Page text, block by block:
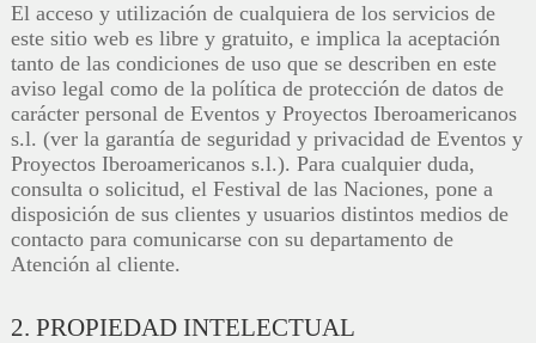
El acceso y utilización de cualquiera de los servicios de
este sitio web es libre y gratuito, e implica la aceptación
tanto de las condiciones de uso que se describen en este
aviso legal como de la política de protección de datos de
carácter personal de Eventos y Proyectos Iberoamericanos
s.l. (ver la garantía de seguridad y privacidad de Eventos y
Proyectos Iberoamericanos s.l.). Para cualquier duda,
consulta o solicitud, el Festival de las Naciones, pone a
disposición de sus clientes y usuarios distintos medios de
contacto para comunicarse con su departamento de
Atención al cliente.
2. PROPIEDAD INTELECTUAL